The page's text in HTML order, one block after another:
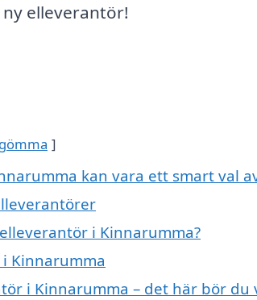
elleverantör!
gömma
kan vara ett smart val
i Kinnarumma?
Kinnarumma
i Kinnarumma – det här bör du